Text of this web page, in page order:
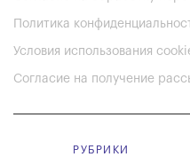
Политика
Условия использования
Согласие на получение
РУБРИКИ